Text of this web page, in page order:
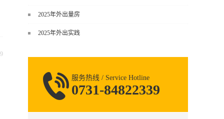
烟、照明、材料耐脏耐磨• 办公空间：
水...
2025年外出量房
2025年外出实践
服务热线 / Service Hotline
0731-84822339